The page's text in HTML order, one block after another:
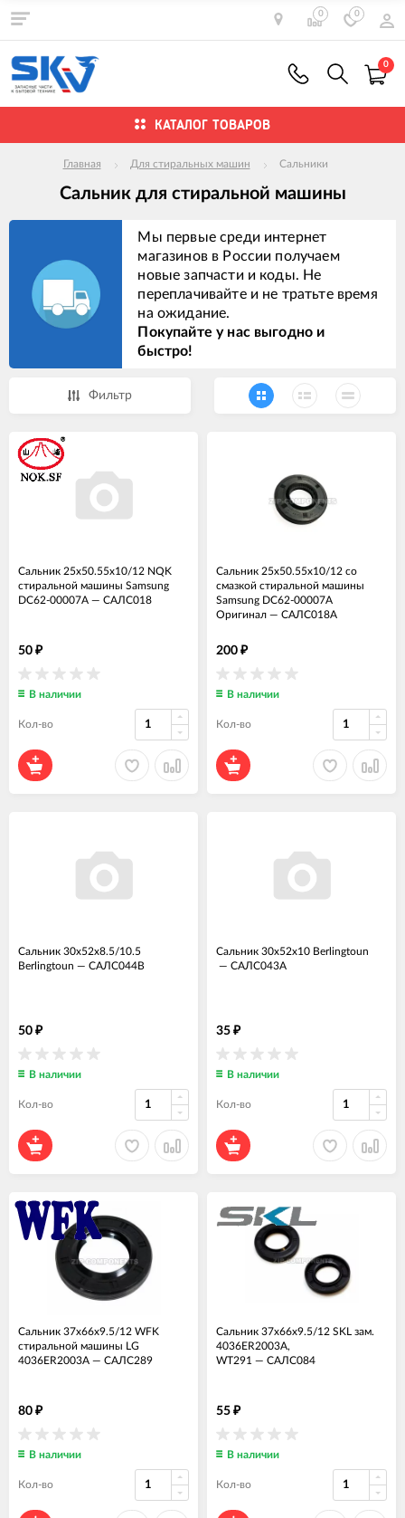
0 0
0
КАТАЛОГ ТОВАРОВ
Главная Для стиральных машин Сальники
Сальник для стиральной машины
Мы первые среди интернет
магазинов в России получаем
новые запчасти и коды. Не
переплачивайте и не тратьте время
на ожидание.
Покупайте у нас выгодно и
быстро!
Фильтр
Сальник 25x50.55x10/12 NQK
стиральной машины Samsung
DC62-00007A — САЛС018
50 ₽
В наличии
Кол-во
Сальник 25x50.55x10/12 со
смазкой стиральной машины
Samsung DC62-00007A
Оригинал — САЛС018А
200 ₽
В наличии
Кол-во
Сальник 30x52x8.5/10.5
Berlingtoun — САЛС044В
50 ₽
В наличии
Кол-во
Сальник 30x52x10 Berlingtoun
— САЛС043А
35 ₽
В наличии
Кол-во
Сальник 37x66x9.5/12 WFK
стиральной машины LG
4036ER2003A — САЛС289
80 ₽
В наличии
Кол-во
Сальник 37x66x9.5/12 SKL зам.
4036ER2003A,
WT291 — САЛС084
55 ₽
В наличии
Кол-во